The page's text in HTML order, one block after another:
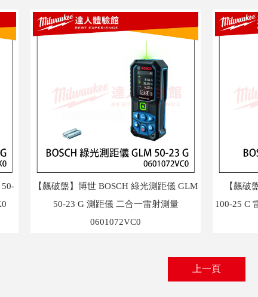
50-
【飆破盤】博世 BOSCH 綠光測距儀 GLM
50-23 G 測距儀 二合一雷射測量
0601072VC0
【飆破
100-25 C
上一頁